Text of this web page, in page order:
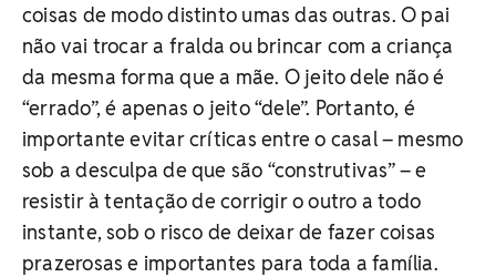
coisas de modo distinto umas das outras. O pai
não vai trocar a fralda ou brincar com a criança
da mesma forma que a mãe. O jeito dele não é
“errado”, é apenas o jeito “dele”. Portanto, é
importante evitar críticas entre o casal – mesmo
sob a desculpa de que são “construtivas” – e
resistir à tentação de corrigir o outro a todo
instante, sob o risco de deixar de fazer coisas
prazerosas e importantes para toda a família.